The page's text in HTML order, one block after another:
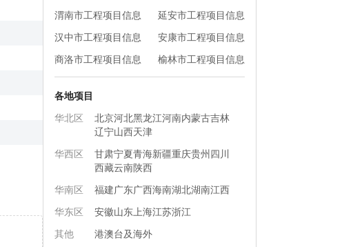
渭南市工程项目信息
延安市工程项目信息
汉中市工程项目信息
安康市工程项目信息
商洛市工程项目信息
榆林市工程项目信息
各地项目
华北区
北京河北黑龙江河南内蒙古吉林
辽宁山西天津
华西区
甘肃宁夏青海新疆重庆贵州四川
西藏云南陕西
华南区
福建广东广西海南湖北湖南江西
华东区
安徽山东上海江苏浙江
其他
港澳台及海外